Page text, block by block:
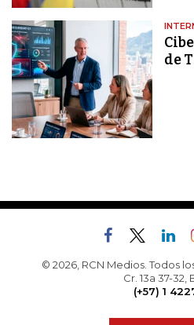
de
© 2026, RCN Medios. Todos
Cr. 13a 37-
(+57) 1